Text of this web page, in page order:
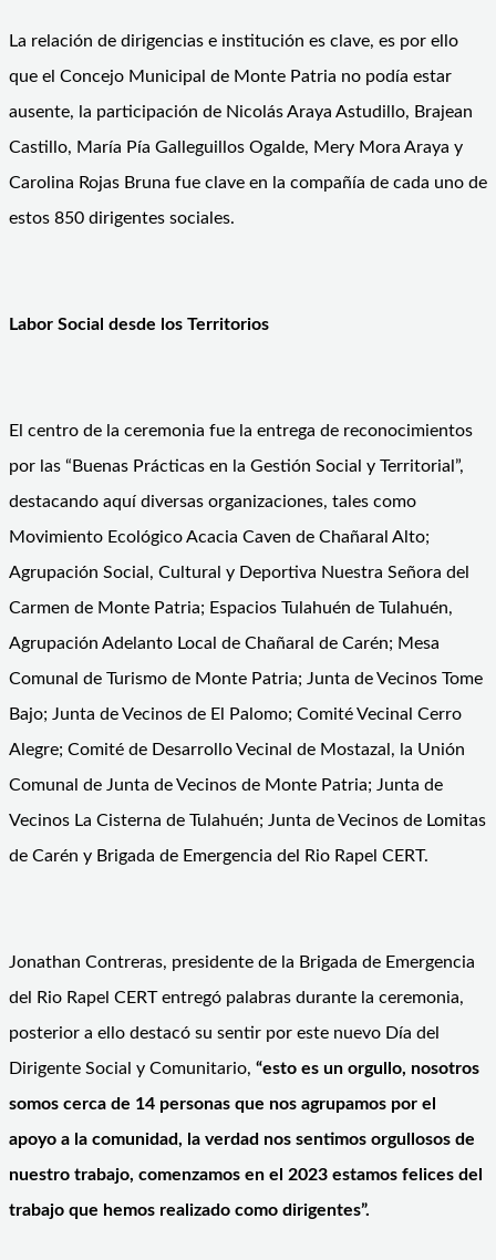
La relación de dirigencias e institución es clave, es por ello
que el Concejo Municipal de Monte Patria no podía estar
ausente, la participación de Nicolás Araya Astudillo, Brajean
Castillo, María Pía Galleguillos Ogalde, Mery Mora Araya y
Carolina Rojas Bruna fue clave en la compañía de cada uno de
estos 850 dirigentes sociales.
Labor Social desde los Territorios
El centro de la ceremonia fue la entrega de reconocimientos
por las “Buenas Prácticas en la Gestión Social y Territorial”,
destacando aquí diversas organizaciones, tales como
Movimiento Ecológico Acacia Caven de Chañaral Alto;
Agrupación Social, Cultural y Deportiva Nuestra Señora del
Carmen de Monte Patria; Espacios Tulahuén de Tulahuén,
Agrupación Adelanto Local de Chañaral de Carén; Mesa
Comunal de Turismo de Monte Patria; Junta de Vecinos Tome
Bajo; Junta de Vecinos de El Palomo; Comité Vecinal Cerro
Alegre; Comité de Desarrollo Vecinal de Mostazal, la Unión
Comunal de Junta de Vecinos de Monte Patria; Junta de
Vecinos La Cisterna de Tulahuén; Junta de Vecinos de Lomitas
de Carén y Brigada de Emergencia del Rio Rapel CERT.
Jonathan Contreras, presidente de la Brigada de Emergencia
del Rio Rapel CERT entregó palabras durante la ceremonia,
posterior a ello destacó su sentir por este nuevo Día del
Dirigente Social y Comunitario, “esto es un orgullo, nosotros
somos cerca de 14 personas que nos agrupamos por el
apoyo a la comunidad, la verdad nos sentimos orgullosos de
nuestro trabajo, comenzamos en el 2023 estamos felices del
trabajo que hemos realizado como dirigentes”.